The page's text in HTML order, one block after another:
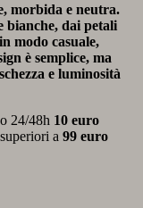
morbida e neutra.
bianche, dai petali
modo casuale,
è semplice, ma
e luminosità
24/48h 10 euro
a 99 euro